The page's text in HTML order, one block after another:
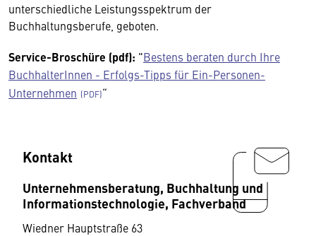
unterschiedliche Leistungsspektrum der
Buchhaltungsberufe, geboten.
Service-Broschüre (pdf): "Bestens beraten durch Ihre
BuchhalterInnen - Erfolgs-Tipps für Ein-Personen-
Unternehmen
“
Kontakt
Unternehmensberatung, Buchhaltung und
Informationstechnologie, Fachverband
Wiedner Hauptstraße 63